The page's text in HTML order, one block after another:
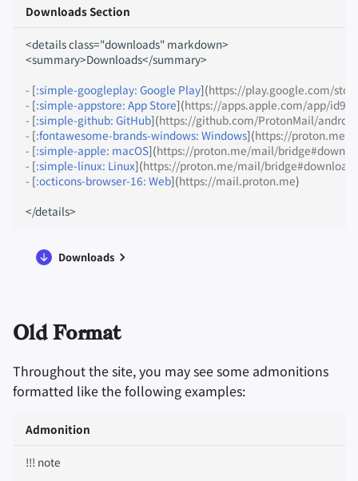
Downloads Section
<details class="downloads" markdown>
<summary>Downloads</summary>
- [:simple-googleplay: Google Play](https://play.google.com/
- [:simple-appstore: App Store](https://apps.apple.com/app/
- [:simple-github: GitHub](https://github.com/ProtonMail/
- [:fontawesome-brands-windows: Windows](https://proton.me/
- [:simple-apple: macOS](https://proton.me/mail/
- [:simple-linux: Linux](https://proton.me/mail/bridge#download
- [:octicons-browser-16: Web](https://mail.proton.me)
Downloads
Old Format
Throughout the site, you may see some admonitions
formatted like the following examples:
Admonition
!!! note